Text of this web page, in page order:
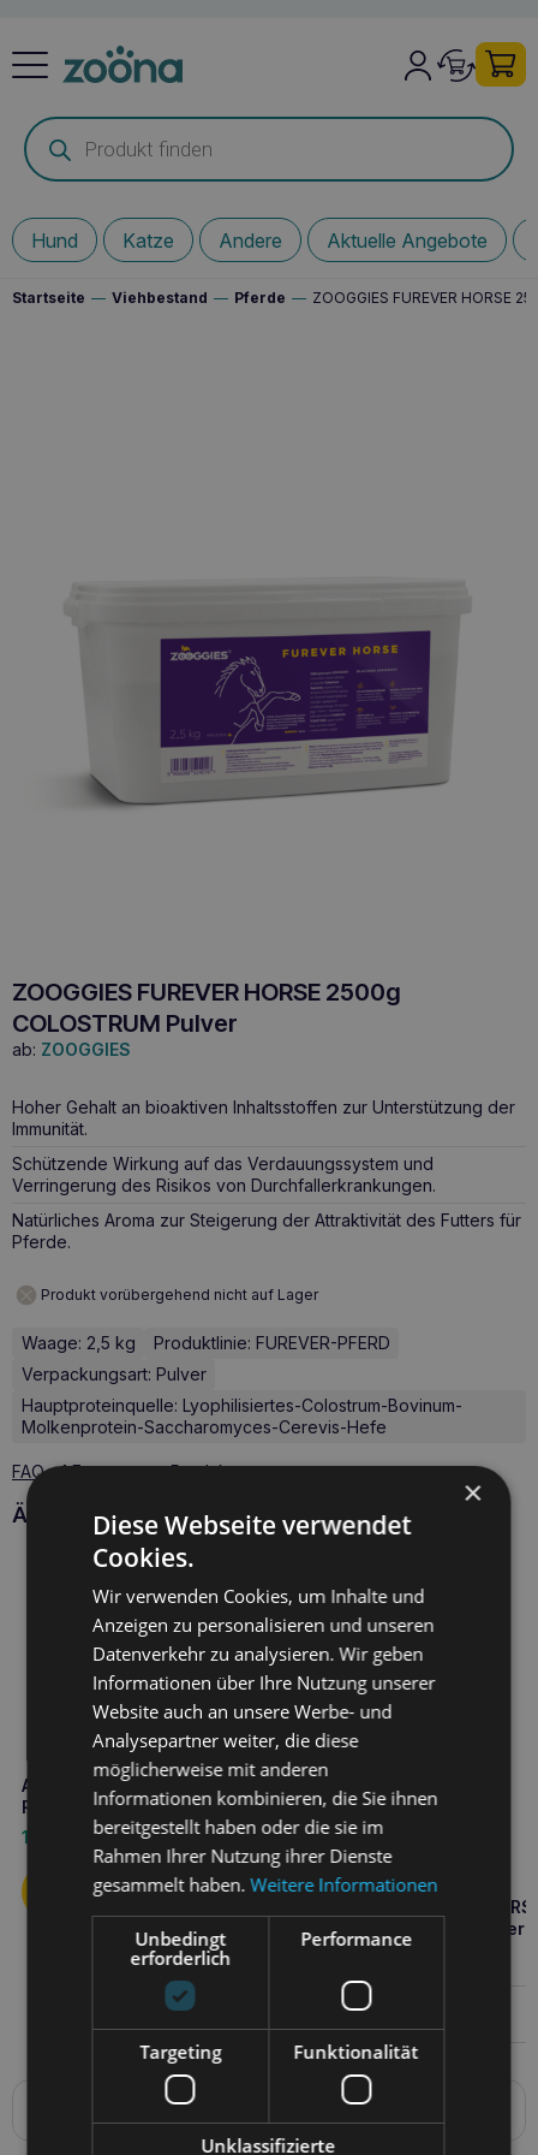
Products
search
Hund Katze Andere Aktuelle Angebote
Startseite — Viehbestand — Pferde — ZOOGGIES FUREVER HORSE
ZOOGGIES FUREVER HORSE 2500g
COLOSTRUM Pulver
ab: ZOOGGIES
Hoher Gehalt an bioaktiven Inhaltsstoffen zur Unterstützung der
Immunität.
Schützende Wirkung auf das Verdauungssystem und
Verringerung des Risikos von Durchfallerkrankungen.
Natürliches Aroma zur Steigerung der Attraktivität des Futters für
Pferde.
Produkt vorübergehend nicht auf Lager
Waage: 2,5 kg
Produktlinie: FUREVER-PFERD
Verpackungsart: Pulver
Hauptproteinquelle: Lyophilisiertes-Colostrum-Bovinum-
Molkenprotein-Saccharomyces-Cerevis-Hefe
FAQ - 1 Fragen zum Produkt
Ähnliche Produkte
Amiplay Hundestiefel Bristol S
Rot
16,10
ZOOGGIES FUREVER
500g COLOSTRUM Pulver
Produktbeschreibung
ZOOGGIES FUREVER HORSE 2500gist ein
×
Diese Webseite verwendet
Cookies.
Wir verwenden Cookies, um Inhalte und
Anzeigen zu personalisieren und unseren
Datenverkehr zu analysieren. Wir geben
Informationen über Ihre Nutzung unserer
Website auch an unsere Werbe- und
Analysepartner weiter, die diese
möglicherweise mit anderen
Informationen kombinieren, die Sie ihnen
bereitgestellt haben oder die sie im
Rahmen Ihrer Nutzung ihrer Dienste
gesammelt haben.Weitere Informationen
Unbedingt
erforderlich
Performance
Targeting Funktionalität
Unklassifizierte